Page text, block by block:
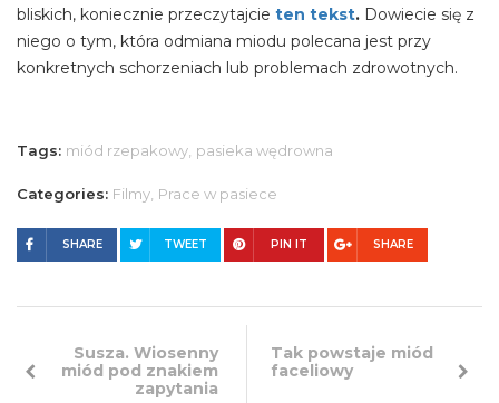
bliskich, koniecznie przeczytajcie ten tekst. Dowiecie się z
niego o tym, która odmiana miodu polecana jest przy
konkretnych schorzeniach lub problemach zdrowotnych.
Tags: miód rzepakowy, pasieka wędrowna
Categories: Filmy, Prace w pasiece
SHARE TWEET PIN IT SHARE
Susza. Wiosenny
miód pod znakiem
zapytania
Tak powstaje miód
faceliowy